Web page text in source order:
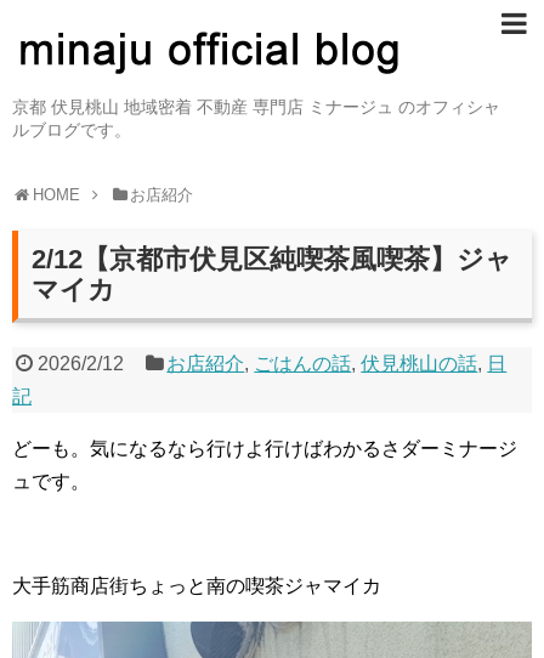
京都 伏見桃山 地域密着 不動産 専門店 ミナージュ のオフィシャ
ルブログです。
HOME お店紹介
2/12【京都市伏見区純喫茶風喫茶】ジャ
マイカ
2026/2/12 お店紹介, ごはんの話,伏見桃山の話, 日
記
どーも。気になるなら行けよ行けばわかるさダーミナージ
ュです。
大手筋商店街ちょっと南の喫茶ジャマイカ